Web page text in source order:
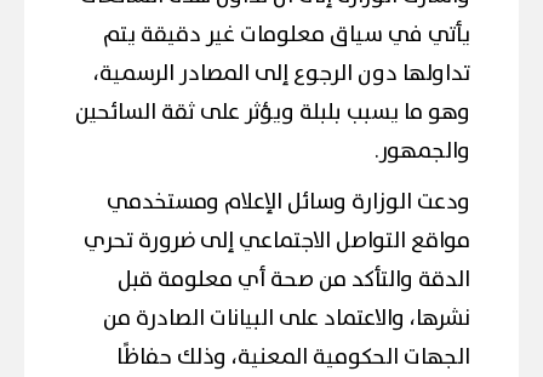
يأتي في سياق معلومات غير دقيقة يتم
تداولها دون الرجوع إلى المصادر الرسمية،
وهو ما يسبب بلبلة ويؤثر على ثقة السائحين
والجمهور.
ودعت الوزارة وسائل الإعلام ومستخدمي
مواقع التواصل الاجتماعي إلى ضرورة تحري
الدقة والتأكد من صحة أي معلومة قبل
نشرها، والاعتماد على البيانات الصادرة من
الجهات الحكومية المعنية، وذلك حفاظًا